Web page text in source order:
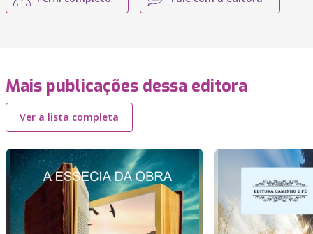
Mais publicações dessa editora
Ver a lista completa